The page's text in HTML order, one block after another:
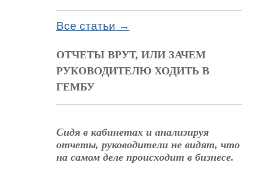
Все статьи →
ОТЧЕТЫ ВРУТ, ИЛИ ЗАЧЕМ
РУКОВОДИТЕЛЮ ХОДИТЬ В
ГЕМБУ
Сидя в кабинетах и анализируя
отчеты, руководители не видят, что
на самом деле происходит в бизнесе.